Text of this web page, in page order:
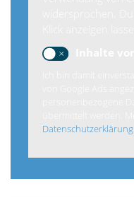
Datenschutzerklärung